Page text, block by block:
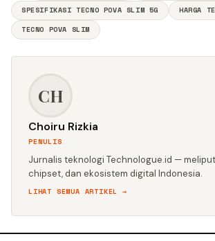
SPESIFIKASI TECNO POVA SLIM 5G
HARGA
TECNO POVA SLIM
CH
Choiru Rizkia
PENULIS
Jurnalis teknologi Technologue.id —
chipset, dan ekosistem digital Indonesia.
LIHAT SEMUA ARTIKEL →